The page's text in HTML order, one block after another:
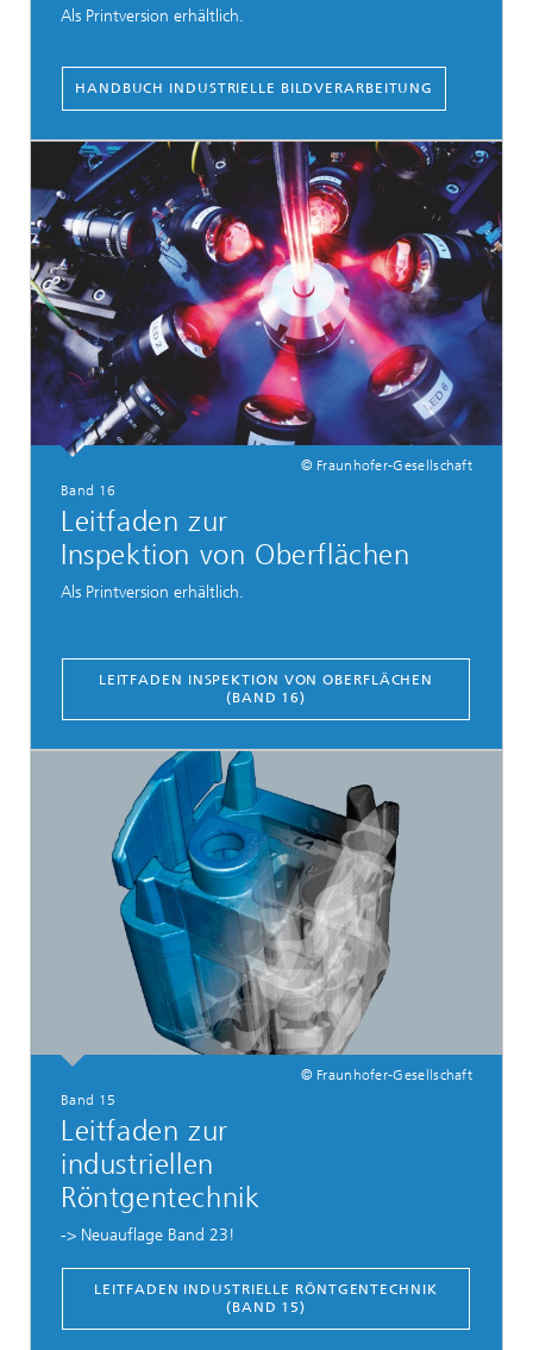
Als Printversion erhältlich.
HANDBUCH INDUSTRIELLE BILDVERARBEITUNG
© Fraunhofer-Gesellschaft
Band 16
Leitfaden zur
Inspektion von Oberflächen
Als Printversion erhältlich.
LEITFADEN INSPEKTION VON OBERFLÄCHEN
(BAND 16)
© Fraunhofer-Gesellschaft
Band 15
Leitfaden zur
industriellen
Röntgentechnik
-> Neuauflage Band 23!
LEITFADEN INDUSTRIELLE RÖNTGENTECHNIK
(BAND 15)